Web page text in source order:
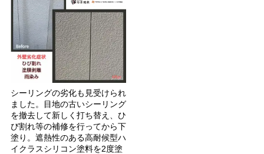
シーリングの劣化も見受けられ
ました。目地の古いシーリング
を撤去して新しく打ち替え、ひ
び割れ等の補修を行ってから下
塗り。遮熱性のある高耐候型ハ
イクラスシリコン塗料を2度塗